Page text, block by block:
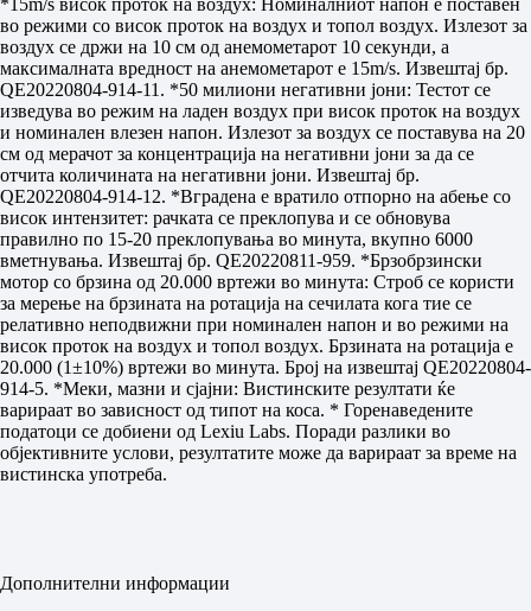
*15m/s висок проток на воздух: Номиналниот напон е поставен
во режими со висок проток на воздух и топол воздух. Излезот за
воздух се држи на 10 см од анемометарот 10 секунди, а
максималната вредност на анемометарот е 15m/s. Извештај бр.
QE20220804-914-11. *50 милиони негативни јони: Тестот се
изведува во режим на ладен воздух при висок проток на воздух
и номинален влезен напон. Излезот за воздух се поставува на 20
см од мерачот за концентрација на негативни јони за да се
отчита количината на негативни јони. Извештај бр.
QE20220804-914-12. *Вградена е вратило отпорно на абење со
висок интензитет: рачката се преклопува и се обновува
правилно по 15-20 преклопувања во минута, вкупно 6000
вметнувања. Извештај бр. QE20220811-959. *Брзобрзински
мотор со брзина од 20.000 вртежи во минута: Строб се користи
за мерење на брзината на ротација на сечилата кога тие се
релативно неподвижни при номинален напон и во режими на
висок проток на воздух и топол воздух. Брзината на ротација е
20.000 (1±10%) вртежи во минута. Број на извештај QE20220804-
914-5. *Меки, мазни и сјајни: Вистинските резултати ќе
варираат во зависност од типот на коса. * Горенаведените
податоци се добиени од Lexiu Labs. Поради разлики во
објективните услови, резултатите може да варираат за време на
вистинска употреба.
Дополнителни информации